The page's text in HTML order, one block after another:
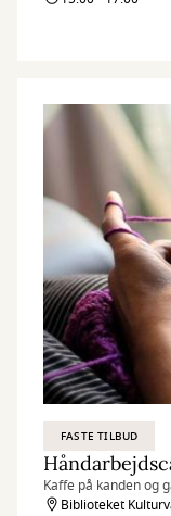
FASTE TILBUD
Kaffe på kanden og
Biblioteket